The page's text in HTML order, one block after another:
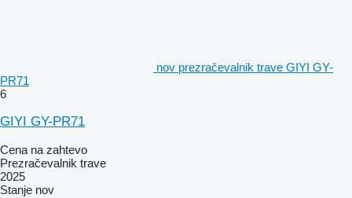
nov prezračevalnik trave GIYI GY-
PR71
6
GIYI GY-PR71
Cena na zahtevo
Prezračevalnik trave
2025
Stanje nov